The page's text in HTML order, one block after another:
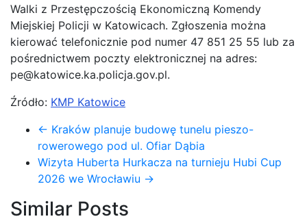
Walki z Przestępczością Ekonomiczną Komendy
Miejskiej Policji w Katowicach. Zgłoszenia można
kierować telefonicznie pod numer 47 851 25 55 lub za
pośrednictwem poczty elektronicznej na adres:
pe@katowice.ka.policja.gov.pl.
Źródło: KMP Katowice
← Kraków planuje budowę tunelu pieszo-
rowerowego pod ul. Ofiar Dąbia
Wizyta Huberta Hurkacza na turnieju Hubi Cup
2026 we Wrocławiu →
Similar Posts